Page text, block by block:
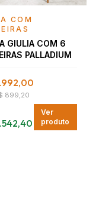
com consultor
COM
GIULIA COM 6
PALLADIUM
899,20
Ver
produto